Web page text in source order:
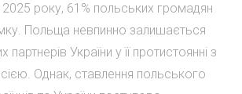
2025 року, 61% польських громадян
Польща невпинно залишається
України у її протистоянні з
Однак, ставлення польського